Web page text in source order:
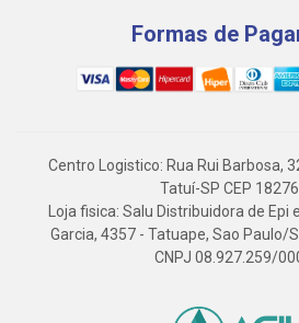
Formas de
Centro Logistico: Rua Rui Barbosa,
Tatuí-SP CEP
Loja fisica: Salu Distribuidora de Epi
Garcia, 4357 - Tatuape, Sao Paulo/
CNPJ 08.927.259/